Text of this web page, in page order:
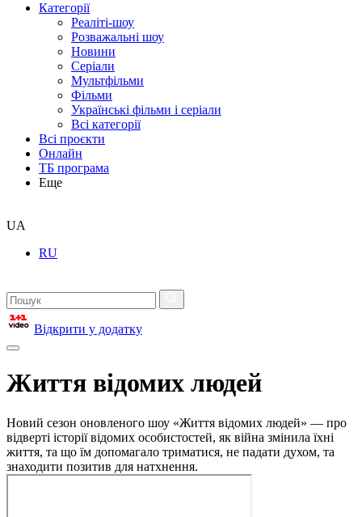
Категорії
Реаліті-шоу
Розважальні шоу
Новини
Серіали
Мультфільми
Фільми
Українські фільми і серіали
Всі категорії
Всі проєкти
Онлайн
ТБ програма
Еще
UA
RU
Відкрити у додатку
Життя відомих людей
Новий сезон оновленого шоу «Життя відомих людей» — про
відверті історії відомих особистостей, як війна змінила їхні
життя, та що їм допомагало триматися, не падати духом, та
знаходити позитив для натхнення.